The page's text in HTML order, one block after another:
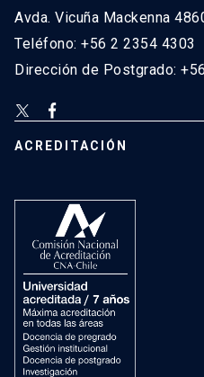
Avda. Vicuña Mackenna
Teléfono: +56 2 2354 4303
Dirección de Postgrado:
ACREDITACIÓN